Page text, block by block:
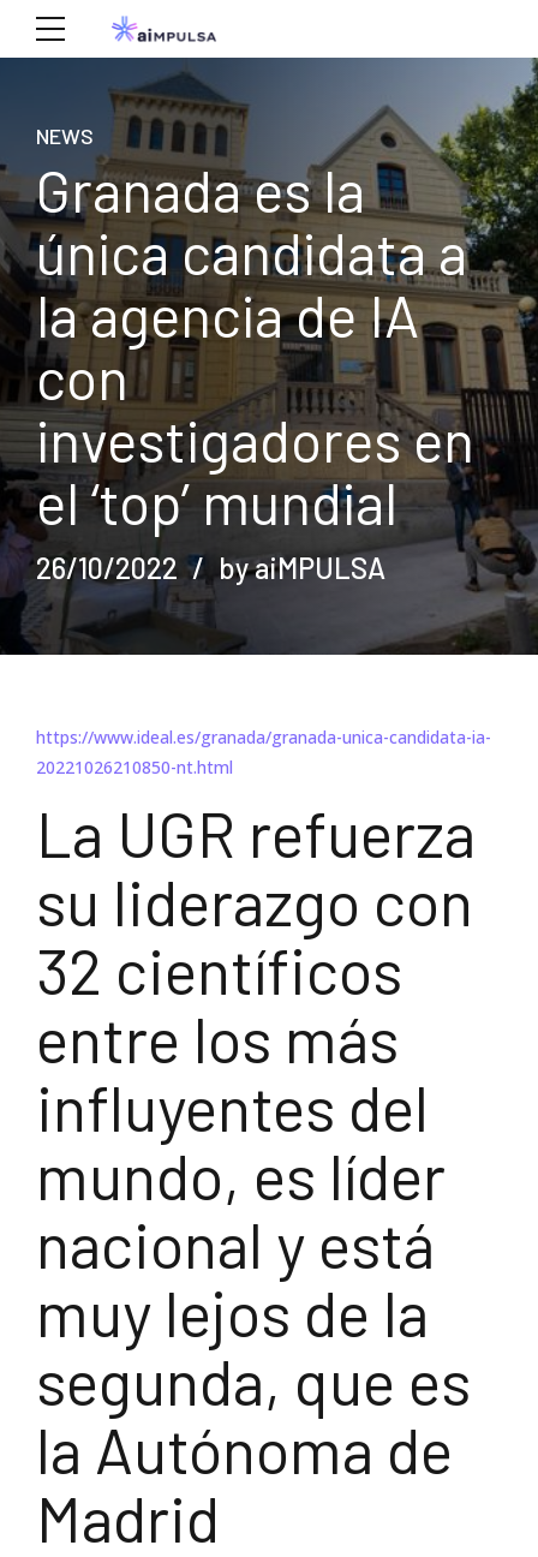
NEWS
Granada es la
única candidata a
la agencia de IA
con
investigadores en
el ‘top’ mundial
26/10/2022 by aiMPULSA
https://www.ideal.es/granada/granada-unica-candidata-ia-
20221026210850-nt.html
La UGR refuerza
su liderazgo con
32 científicos
entre los más
influyentes del
mundo, es líder
nacional y está
muy lejos de la
segunda, que es
la Autónoma de
Madrid